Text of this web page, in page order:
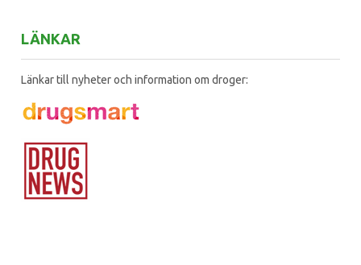
LÄNKAR
Länkar till nyheter och information om droger: